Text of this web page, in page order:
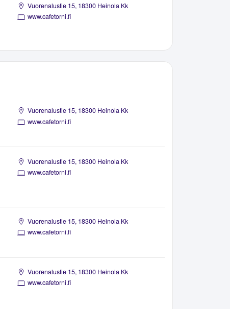
Vuorenalustie 15, 18300 Heinola Kk
www.cafetorni.fi
Vuorenalustie 15, 18300 Heinola Kk
www.cafetorni.fi
Vuorenalustie 15, 18300 Heinola Kk
www.cafetorni.fi
Vuorenalustie 15, 18300 Heinola Kk
www.cafetorni.fi
Vuorenalustie 15, 18300 Heinola Kk
www.cafetorni.fi